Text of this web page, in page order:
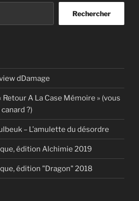
Rechercher
dDamage
A La Case Mémoire » (vous
?)
– L’amulette du désordre
édition Alchimie 2019
édition "Dragon" 2018